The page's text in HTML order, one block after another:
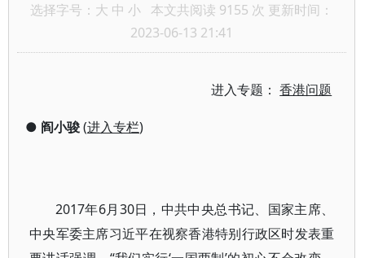
选择字号： 大 中 小 本文共阅读 9155 次 更新时间：
2023-06-13 21:41
进入专题：香港问题
● 阎小骏(进入专栏)
2017年6月30日，中共中央总书记、国家主席、
中央军委主席习近平在视察香港特别行政区时发表重